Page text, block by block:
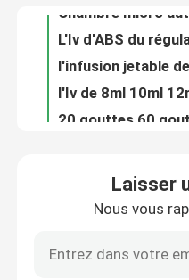
Contact
Demande de
Bouchon en
Laisser
Nous vous